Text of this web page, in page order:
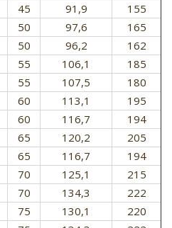
45 91,9
155
50 97,6
165
50 96,2
162
55 106,1
185
55 107,5
180
60 113,1
195
60 116,7
194
65 120,2
205
65 116,7
194
70 125,1
215
70 134,3
222
75 130,1
220